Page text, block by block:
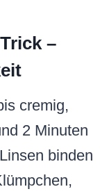
–
cremig,
2 Minuten
binden